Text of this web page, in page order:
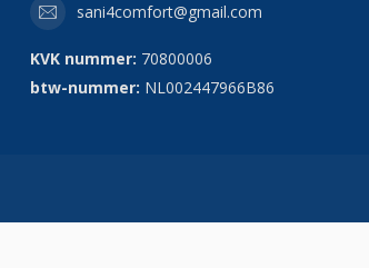
sani4comfort@gmail.com
KVK nummer: 70800006
btw-nummer: NL002447966B86